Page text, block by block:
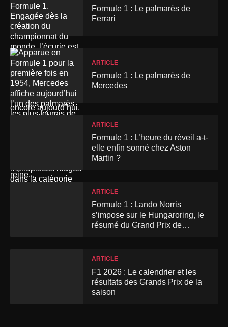
Formule 1 : Le palmarès de
Ferrari
ARTICLE
Formule 1 : Le palmarès de
Mercedes
ARTICLE
Formule 1 : L’heure du réveil a-t-
elle enfin sonné chez Aston
Martin ?
ARTICLE
Formule 1 : Lando Norris
s’impose sur le Hungaroring, le
résumé du Grand Prix de
ARTICLE
F1 2026 : Le calendrier et les
résultats des Grands Prix de la
saison